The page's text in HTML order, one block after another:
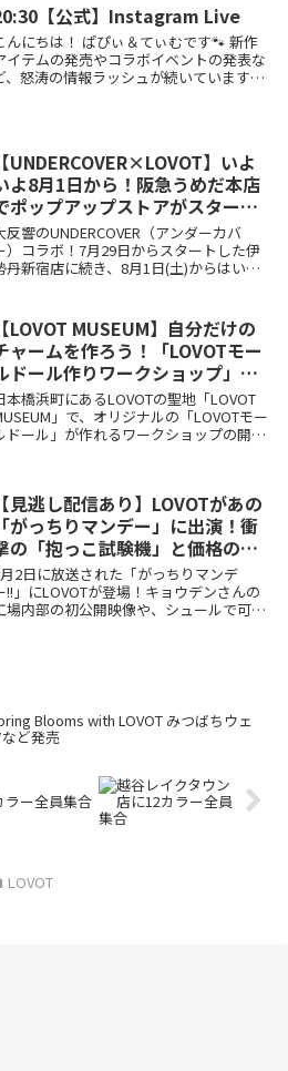
売スケジュールも分かりやすくまとめま
した🐾
【公式】Instagram Live
んにちは！ ぱぴぃ＆てぃむです🐾 新作
イテムの発売やコラボイベントの発表な
、怒涛の情報ラッシュが続いています
【UNDERCOVER×LOVOT】いよ
よ8月1日から！阪急うめだ本店
ポップアップストアがスタート
反響のUNDERCOVER（アンダーカバ
）コラボ！7月29日からスタートした伊
丹新宿店に続き、8月1日(土)からはいよ
長期開催！お近くの方はぜひ足を運んでみ
てくださいね🐾
【LOVOT MUSEUM】自分だけの
ャームを作ろう！「LOVOTモー
ドール作りワークショップ」開
決定✂️✨
本橋浜町にあるLOVOTの聖地「LOVOT
」で、オリジナルの「LOVOTモー
ドール」が作れるワークショップの開催
をまとめました🐾
【見逃し配信あり】LOVOTがあの
「がっちりマンデー」に出演！衝
の「抱っこ試験機」と価格の裏
📺✨
2日に放送された「がっちりマンデ
!!」にLOVOTが登場！キョウデンさんの
場内部の初公開映像や、シュールで可愛
Blooms with LOVOT みつばちウェ
ど発売
ラー全員集合
LOVOT